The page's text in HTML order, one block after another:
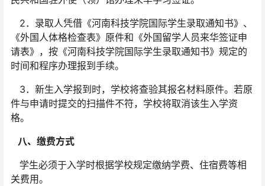
2．录取人凭借《河南科技学院国际学生录取通知书》、
《外国人体格检查表》原件和《外国留学人员来华签证申
请表》，按《河南科技学院国际学生录取通知书》规定的
时间和程序办理报到手续。
3．新生入学报到时，学校将查验其报名材料原件。若原
件与申请时提交的扫描件不符，学校将取消该生入学资
格。
八、缴费方式
学生必须于入学时根据学校规定缴纳学费、住宿费等相
关费用。